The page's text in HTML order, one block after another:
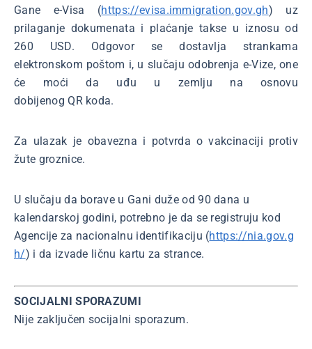
Gane e-Visa (https://evisa.immigration.gov.gh) uz
prilaganje dokumenata i plaćanje takse u iznosu od
260 USD. Odgovor se dostavlja strankama
elektronskom poštom i, u slučaju odobrenja e-Vize, one
će moći da uđu u zemlju na osnovu
dobijenog QR koda.
Za ulazak je obavezna i potvrda o vakcinaciji protiv
žute groznice.
U slučaju da borave u Gani duže od 90 dana u
kalendarskoj godini, potrebno je da se registruju kod
Agencije za nacionalnu identifikaciju (https://nia.gov.g
h/) i da izvade ličnu kartu za strance.
SOCIJALNI SPORAZUMI
Nije zaključen socijalni sporazum.